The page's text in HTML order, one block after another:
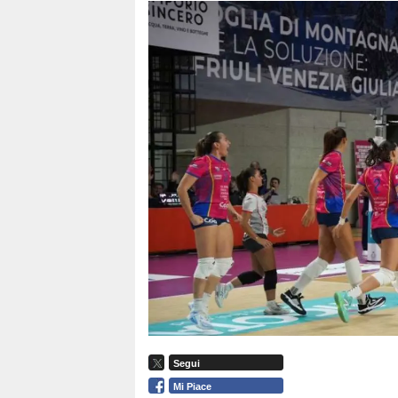
Segui
Mi Piace